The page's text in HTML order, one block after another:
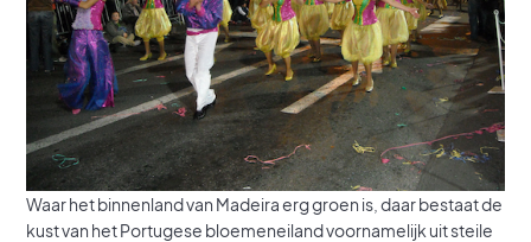
Waar het binnenland van Madeira erg groen is, daar bestaat de
kust van het Portugese bloemeneiland voornamelijk uit steile